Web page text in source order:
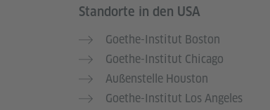
Service- und Informationsbereich
Standorte in den USA
Goethe-Institut Boston
Goethe-Institut Chicago
Außenstelle Houston
Goethe-Institut Los Angeles